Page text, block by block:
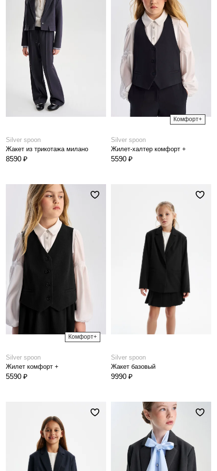
Silver spoon
Жакет из трикотажа милано
8590 ₽
Комфорт+
Silver spoon
Жилет-халтер комфорт +
5590 ₽
Комфорт+
Silver spoon
Жилет комфорт +
5590 ₽
Silver spoon
Жакет базовый
9990 ₽